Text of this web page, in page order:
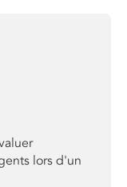
lors d'un